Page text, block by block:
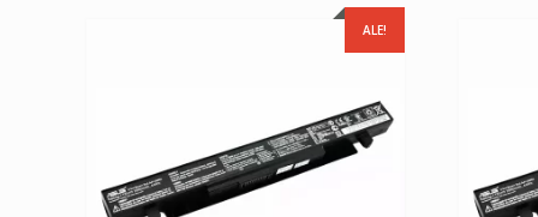
ALE!